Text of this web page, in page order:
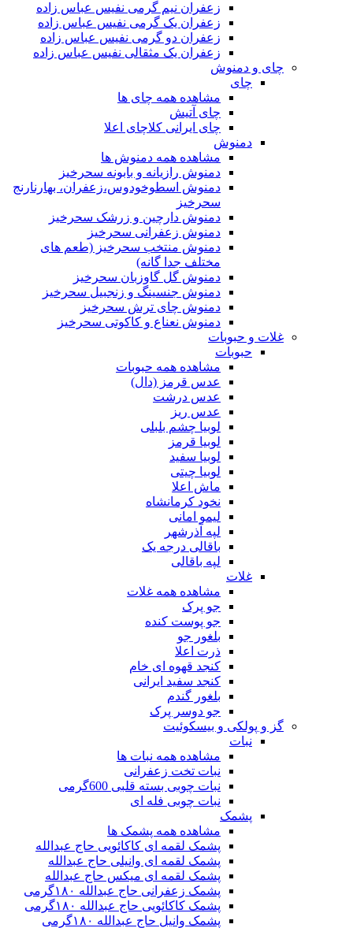
زعفران نیم گرمی نفیس عباس زاده
زعفران یک گرمی نفیس عباس زاده
زعفران دو گرمی نفیس عباس زاده
زعفران یک مثقالی نفیس عباس زاده
چای و دمنوش
چای
مشاهده همه چای ها
چای آتیش
چای ایرانی کلاچای اعلا
دمنوش
مشاهده همه دمنوش ها
دمنوش رازیانه و بابونه سحرخیز
دمنوش اسطوخودوس،زعفران، بهارنارنج
سحرخیز
دمنوش دارچین و زرشک سحرخیز
دمنوش زعفرانی سحرخیز
دمنوش منتخب سحرخیز (طعم های
مختلف جدا گانه)
دمنوش گل گاوزبان سحرخیز
دمنوش جنسینگ و زنجبیل سحرخیز
دمنوش چای ترش سحرخیز
دمنوش نعناع و کاکوتی سحرخیز
غلات و حبوبات
حبوبات
مشاهده همه حبوبات
عدس قرمز (دال)
عدس درشت
عدس ریز
لوبیا چشم بلبلی
لوبیا قرمز
لوبیا سفید
لوبیا چیتی
ماش اعلا
نخود کرمانشاه
لیمو امانی
لپه آذرشهر
باقالی درجه یک
لپه باقالی
غلات
مشاهده همه غلات
جو پرک
جو پوست کنده
بلغور جو
ذرت اعلا
کنجد قهوه ای خام
کنجد سفید ایرانی
بلغور گندم
جو دوسر پرک
گز و پولکی و بیسکوئیت
نبات
مشاهده همه نبات ها
نبات تخت زعفرانی
نبات چوبی بسته قلبی 600گرمی
نبات چوبی فله ای
پشمک
مشاهده همه پشمک ها
پشمک لقمه ای کاکائویی حاج عبدالله
پشمک لقمه ای وانیلی حاج عبدالله
پشمک لقمه ای میکس حاج عبدالله
پشمک زعفرانی حاج عبدالله ۱۸۰گرمی
پشمک کاکائویی حاج عبدالله ۱۸۰گرمی
پشمک وانیل حاج عبدالله ۱۸۰گرمی